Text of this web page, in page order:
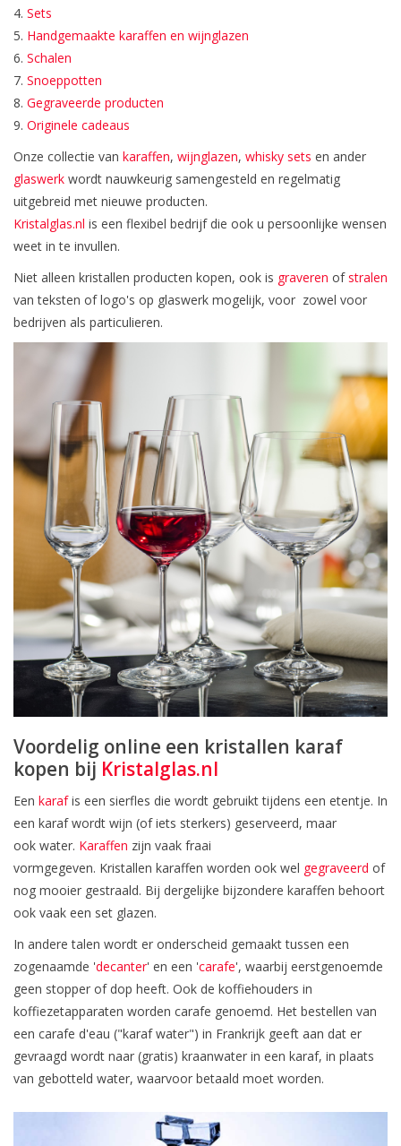
4. Sets
5. Handgemaakte karaffen en wijnglazen
6. Schalen
7. Snoeppotten
8. Gegraveerde producten
9. Originele cadeaus
Onze collectie van karaffen, wijnglazen, whisky sets en ander
glaswerk wordt nauwkeurig samengesteld en regelmatig
uitgebreid met nieuwe producten.
Kristalglas.nl is een flexibel bedrijf die ook u persoonlijke wensen
weet in te invullen.
Niet alleen kristallen producten kopen, ook is graveren ofstralen
van teksten of logo's op glaswerk mogelijk, voor zowel voor
bedrijven als particulieren.
Voordelig online een kristallen karaf
kopen bij Kristalglas.nl
Een karafis een sierfles die wordt gebruikt tijdens een etentje. In
een karaf wordt wijn (of iets sterkers) geserveerd, maar
ook water. Karaffen zijn vaak fraai
vormgegeven. Kristallen karaffen worden ook wel gegraveerd of
nog mooier gestraald. Bij dergelijke bijzondere karaffen behoort
ook vaak een set glazen.
In andere talen wordt er onderscheid gemaakt tussen een
zogenaamde 'decanter' en een 'carafe', waarbij eerstgenoemde
geen stopper of dop heeft. Ook de koffiehouders in
koffiezetapparaten worden carafe genoemd. Het bestellen van
een carafe d'eau ("karaf water") in Frankrijk geeft aan dat er
gevraagd wordt naar (gratis) kraanwater in een karaf, in plaats
van gebotteld water, waarvoor betaald moet worden.